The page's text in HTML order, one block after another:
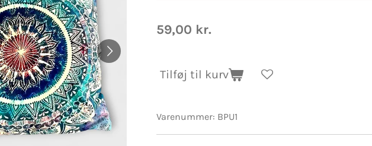
59,00 kr.
Tilføj til kurv
Varenummer: BPU1